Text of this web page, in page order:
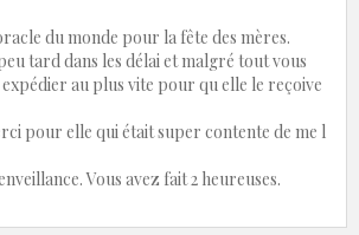
du monde pour la fête des mères.
tard dans les délai et malgré tout vous
au plus vite pour qu elle le reçoive
pour elle qui était super contente de me l
Vous avez fait 2 heureuses.